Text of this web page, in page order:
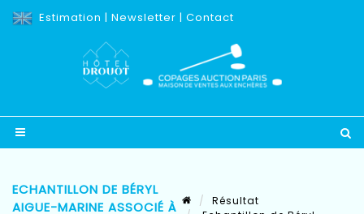
Estimation | Newsletter | Contact
ECHANTILLON DE BÉRYL
AIGUE-MARINE ASSOCIÉ À
Résultat